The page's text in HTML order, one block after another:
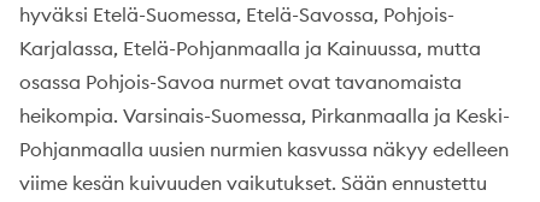
hyväksi Etelä-Suomessa, Etelä-Savossa, Pohjois-
Karjalassa, Etelä-Pohjanmaalla ja Kainuussa, mutta
osassa Pohjois-Savoa nurmet ovat tavanomaista
heikompia. Varsinais-Suomessa, Pirkanmaalla ja Keski-
Pohjanmaalla uusien nurmien kasvussa näkyy edelleen
viime kesän kuivuuden vaikutukset. Sään ennustettu